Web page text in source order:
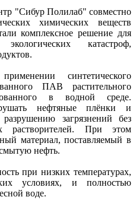
"Сибур Полилаб" совместно
химических веществ
комплексное решение для
катастроф,
синтетического
ПАВ растительного
в водной среде.
нефтяные плёнки и
разрушению загрязнений без
растворителей. При этом
материал, поставляемый в
нефть.
при низких температурах,
условиях, и полностью
воде.